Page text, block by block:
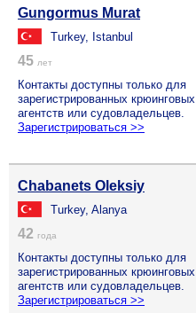
Gungormus Murat
Turkey, Istanbul
45 лет
Контакты доступны только для
зарегистрированных крюинговых
агентств или судовладельцев.
Зарегистрироваться >>
Chabanets Oleksiy
Turkey, Alanya
42 года
Контакты доступны только для
зарегистрированных крюинговых
агентств или судовладельцев.
Зарегистрироваться >>